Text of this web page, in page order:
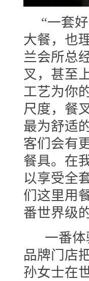
“一套好
大餐，也
兰会所总
叉，甚至
工艺为你
尺度，餐
最为舒适
客们会有
餐具。在
以享受全
们这里用
番世界级
一番体
品牌门店
孙女士在